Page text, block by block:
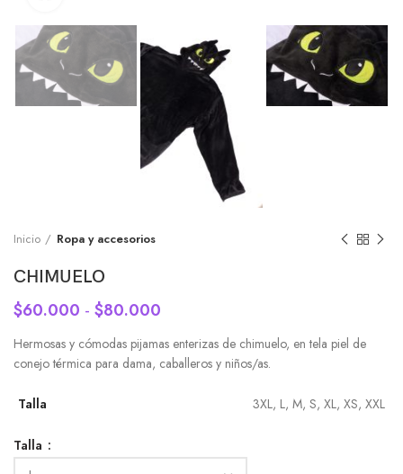
Inicio Ropa y accesorios
CHIMUELO
$60.000 - $80.000
Hermosas y cómodas pijamas enterizas de chimuelo, en tela piel de
conejo térmica para dama, caballeros y niños/as.
Talla 3XL, L, M, S, XL, XS, XXL
Talla